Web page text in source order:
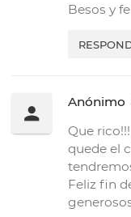
Besos y
Anónimo
Que
quede el
Feliz fin